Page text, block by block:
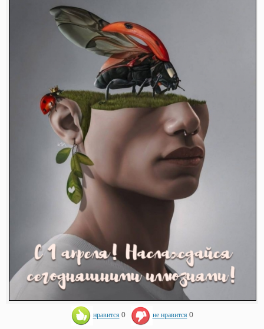
нравится 0 не нравится 0